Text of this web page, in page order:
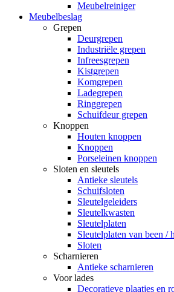
Meubelreiniger
Meubelbeslag
Grepen
Deurgrepen
Industriële grepen
Infreesgrepen
Kistgrepen
Komgrepen
Ladegrepen
Ringgrepen
Schuifdeur grepen
Knoppen
Houten knoppen
Knoppen
Porseleinen knoppen
Sloten en sleutels
Antieke sleutels
Schuifsloten
Sleutelgeleiders
Sleutelkwasten
Sleutelplaten
Sleutelplaten van been /
Sloten
Scharnieren
Antieke scharnieren
Voor lades
Decoratieve plaatjes en